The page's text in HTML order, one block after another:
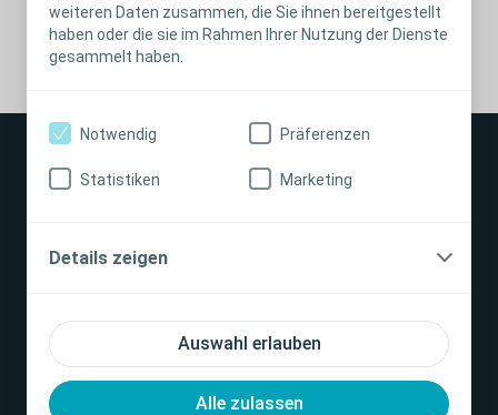
weiteren Daten zusammen, die Sie ihnen bereitgestellt
haben oder die sie im Rahmen Ihrer Nutzung der Dienste
gesammelt haben.
Auswahl erlauben
Alle zulassen
Notwendig Präferenzen
Statistiken Marketing
Details zeigen
Weitere Informationen können Sie bei Interessehier
abrufen.
Stoma
Kontinenz
Shop